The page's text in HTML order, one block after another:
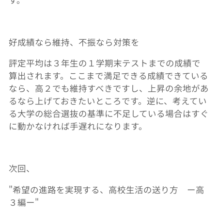
好成績なら維持、不振なら対策を
評定平均は３年生の１学期末テストまでの成績で
算出されます。ここまで満足できる成績できている
なら、高２でも維持すべきですし、上昇の余地があ
るなら上げておきたいところです。逆に、考えてい
る大学の総合選抜の基準に不足している場合はすぐ
に動かなければ手遅れになります。
次回、
"希望の進路を実現する、高校生活の送り方 ー高
３編ー"